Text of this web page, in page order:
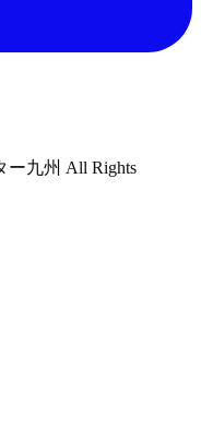
ー九州 All Rights